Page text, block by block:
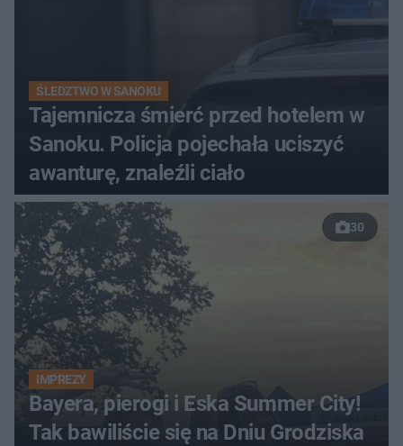
ŚLEDZTWO W SANOKU
Tajemnicza śmierć przed hotelem w
Sanoku. Policja pojechała uciszyć
awanturę, znaleźli ciało
30
IMPREZY
Bayera, pierogi i Eska Summer City!
Tak bawiliście się na Dniu Grodziska